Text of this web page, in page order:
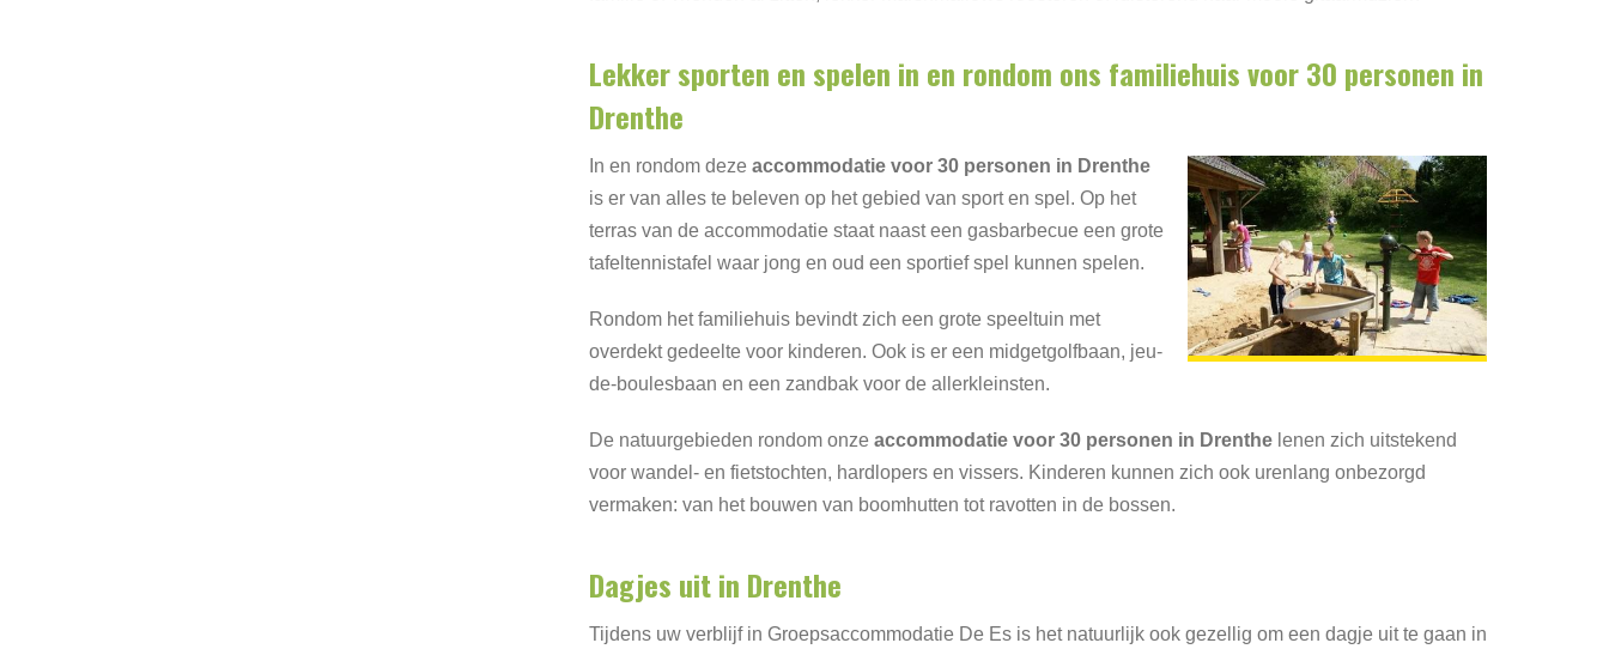
Lekker sporten en spelen in en rondom ons familiehuis voor 30 personen in
Drenthe
In en rondom deze accommodatie voor 30 personen in Drenthe
is er van alles te beleven op het gebied van sport en spel. Op het
terras van de accommodatie staat naast een gasbarbecue een grote
tafeltennistafel waar jong en oud een sportief spel kunnen spelen.
Rondom het familiehuis bevindt zich een grote speeltuin met
overdekt gedeelte voor kinderen. Ook is er een midgetgolfbaan, jeu-
de-boulesbaan en een zandbak voor de allerkleinsten.
De natuurgebieden rondom onze accommodatie voor 30 personen in Drenthe lenen zich uitstekend
voor wandel- en fietstochten, hardlopers en vissers. Kinderen kunnen zich ook urenlang onbezorgd
vermaken: van het bouwen van boomhutten tot ravotten in de bossen.
Dagjes uit in Drenthe
Tijdens uw verblijf in Groepsaccommodatie De Es is het natuurlijk ook gezellig om een dagje uit te gaan in